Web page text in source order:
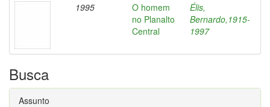
1995
O homem
no Planalto
Central
Élis,
Bernardo,1915-
1997
Busca
Assunto